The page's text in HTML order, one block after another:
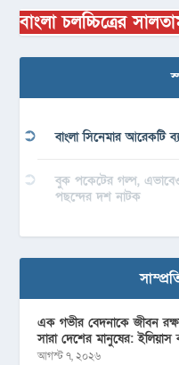
বাংলা চলচ্চিত্রের
বাংলা সিনেমার আরেকটি
বুক পকেটের গল্প,
পছন্দের দশ নাটক
এক গভীর বেদনাকে জীবন
সারা দেশের মানুষের: ইলিয়াস
আগস্ট ৭, ২০২৬